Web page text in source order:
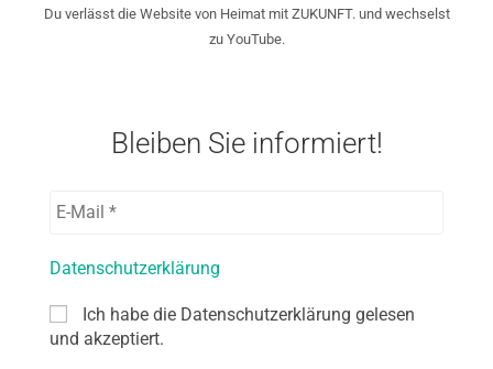
Du verlässt die Website von Heimat mit ZUKUNFT. und wechselst
zu YouTube.
Bleiben Sie informiert!
Datenschutzerklärung
Ich habe die Datenschutzerklärung gelesen
und akzeptiert.